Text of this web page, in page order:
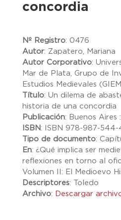
concordia
Nº Registro: 0476
Autor: Zapatero, Mariana
Autor Corporativo:
Mar de Plata, Grupo de
Estudios Medievales
Título: Un dilema de
historia de una concordia
Publicación: Buenos Aires
ISBN:
ISBN 978-987-544-
Tipo de documento:
En: ¿Qué implica ser
reflexiones en torno al
Volumen II: El Medioevo
Descriptores:
Toledo
Archivo: Descargar